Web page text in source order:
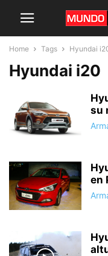
Home Tags Hyundai
Hyundai i20
su
en